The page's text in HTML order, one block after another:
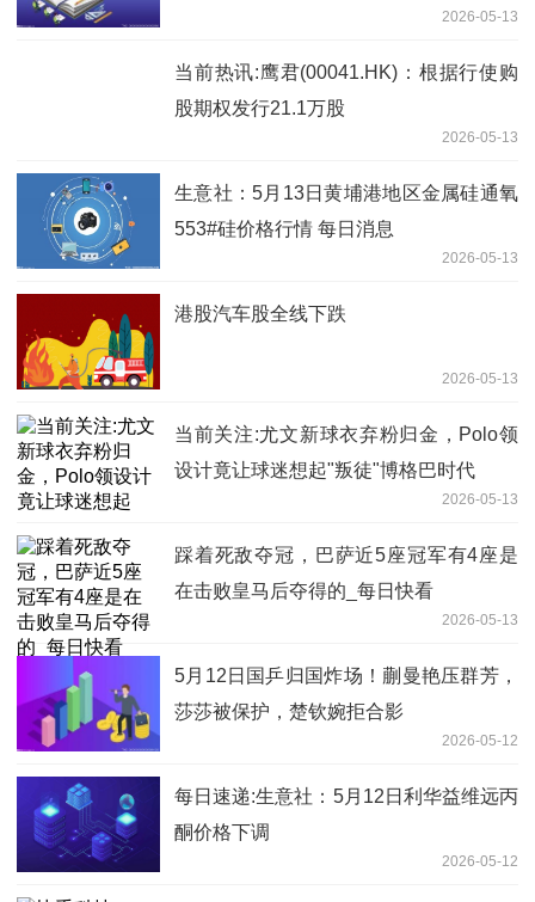
2026-05-13
当前热讯:鹰君(00041.HK)：根据行使购
股期权发行21.1万股
2026-05-13
生意社：5月13日黄埔港地区金属硅通氧
553#硅价格行情 每日消息
2026-05-13
港股汽车股全线下跌
2026-05-13
当前关注:尤文新球衣弃粉归金，Polo领
设计竟让球迷想起"叛徒"博格巴时代
2026-05-13
踩着死敌夺冠，巴萨近5座冠军有4座是
在击败皇马后夺得的_每日快看
2026-05-13
5月12日国乒归国炸场！蒯曼艳压群芳，
莎莎被保护，楚钦婉拒合影
2026-05-12
每日速递:生意社：5月12日利华益维远丙
酮价格下调
2026-05-12